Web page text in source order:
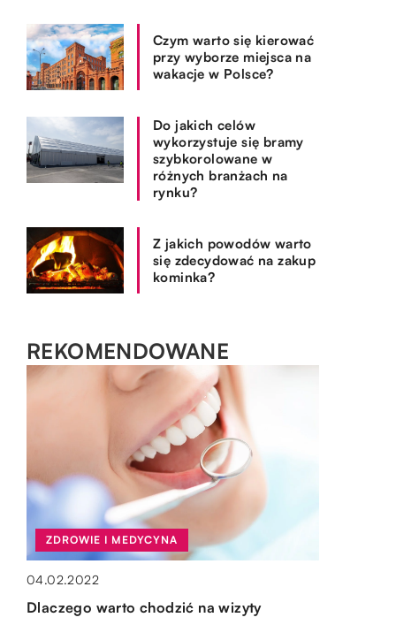
Czym warto się kierować
przy wyborze miejsca na
wakacje w Polsce?
Do jakich celów
wykorzystuje się bramy
szybkorolowane w
różnych branżach na
rynku?
Z jakich powodów warto
się zdecydować na zakup
kominka?
REKOMENDOWANE
OGRÓD I DOM
15.10.2019
ZDROWIE I MEDYCYNA
04.02.2022
Dlaczego warto chodzić na wizyty
OGRÓD I DOM
06.11.2019
Jak często sprawdzać instalację gazową?
WYPOCZYNEK I HOBBY
13.03.2021
Dlaczego warto zapisać dziecko na naukę